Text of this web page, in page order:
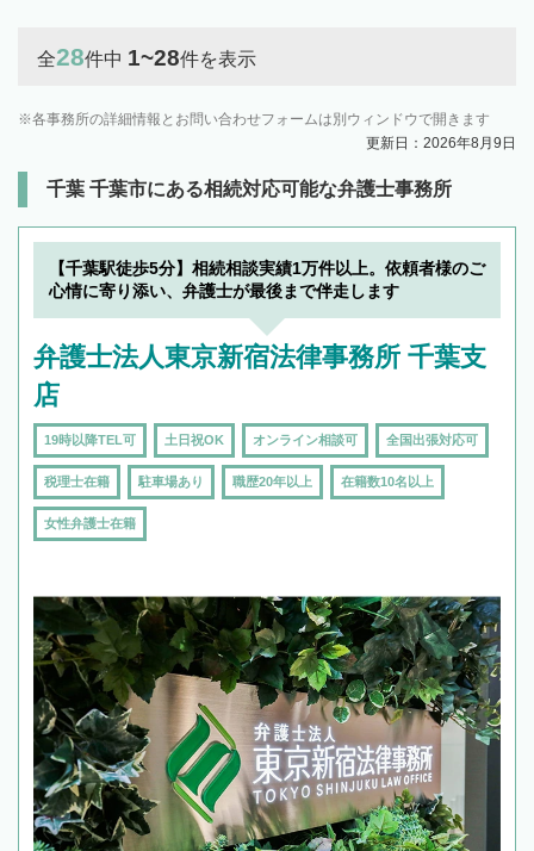
全28件中 1~28件を表示
各事務所の詳細情報とお問い合わせフォームは別ウィンドウで開きます
更新日：2026年8月9日
千葉 千葉市にある相続対応可能な弁護士事務所
【千葉駅徒歩5分】相続相談実績1万件以上。依頼者様のご
心情に寄り添い、弁護士が最後まで伴走します
弁護士法人東京新宿法律事務所 千葉支
店
19時以降TEL可 土日祝OK オンライン相談可 全国出張対応可
税理士在籍 駐車場あり 職歴20年以上 在籍数10名以上
女性弁護士在籍